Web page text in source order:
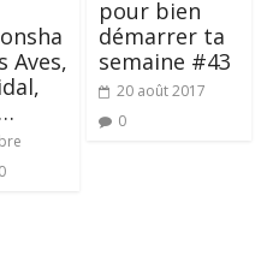
Aves,
0
pour bien
démarrer ta
semaine #43
20 août 2017
0